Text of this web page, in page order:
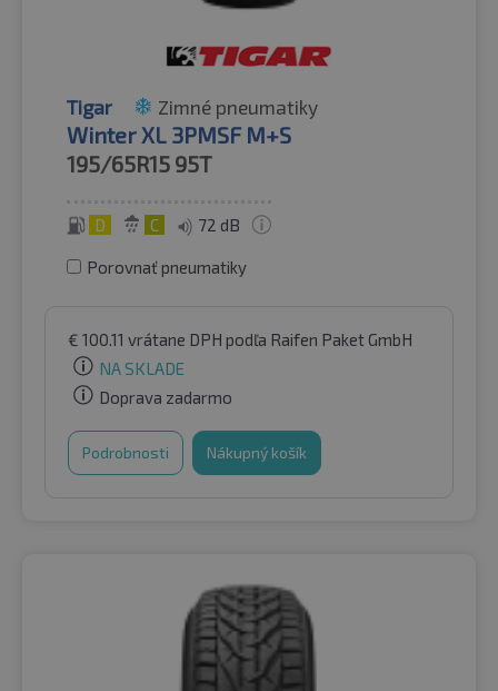
Tigar Zimné pneumatiky
Winter XL 3PMSF M+S
195/65R15 95T
D C 72 dB
Porovnať pneumatiky
€ 100.11 vrátane DPH podľa Raifen Paket GmbH
NA SKLADE
Doprava zadarmo
Podrobnosti Nákupný košík